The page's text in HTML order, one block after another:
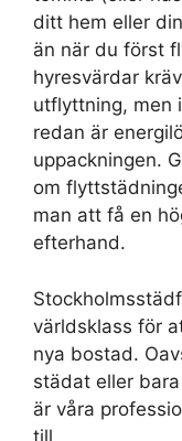
ditt hem eller
än när du först
hyresvärdar
utflyttning, men
redan är
uppackningen.
om
man att få en
efterhand.
världsklass för
nya bostad.
städat eller
är våra
till.